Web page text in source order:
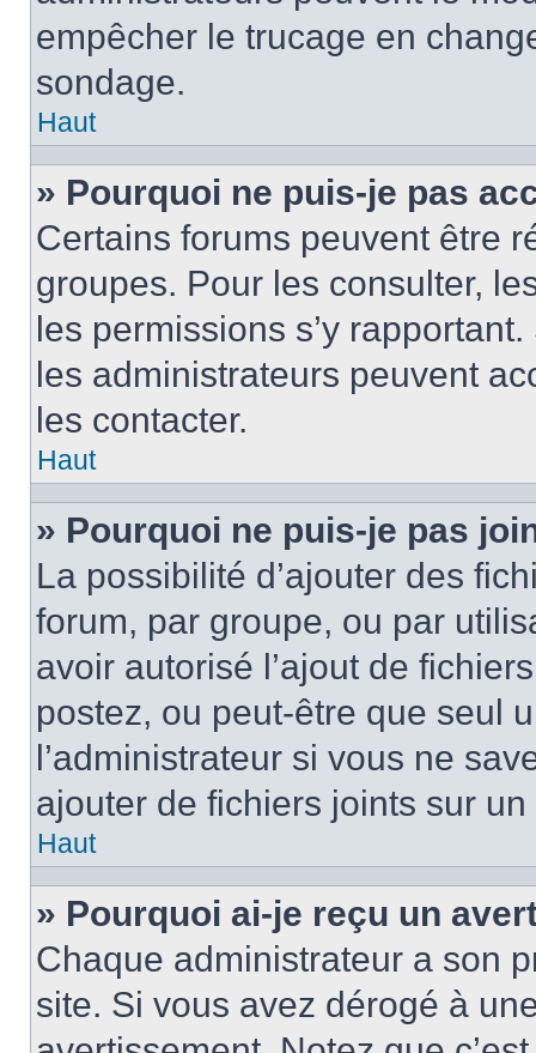
empêcher le trucage en
sondage.
Haut
» Pourquoi ne puis-je pas
Certains forums peuvent être
groupes. Pour les consulter,
les permissions s’y
les administrateurs peuvent
les contacter.
Haut
» Pourquoi ne puis-je pas
La possibilité d’ajouter des
forum, par groupe, ou par
avoir autorisé l’ajout de
postez, ou peut-être que seul
l’administrateur si vous ne
ajouter de fichiers joints sur un
Haut
» Pourquoi ai-je reçu un
Chaque administrateur a son
site. Si vous avez dérogé à